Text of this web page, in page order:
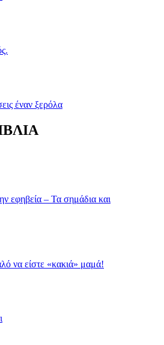
έναν ξερόλα
εφηβεία – Τα σημάδια και
να είστε «κακιά» μαμά!